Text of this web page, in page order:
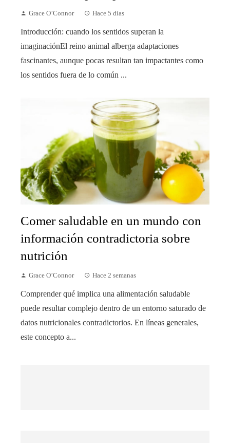
Grace O’Connor Hace 5 días
Introducción: cuando los sentidos superan la
imaginaciónEl reino animal alberga adaptaciones
fascinantes, aunque pocas resultan tan impactantes como
los sentidos fuera de lo común ...
Comer saludable en un mundo con
información contradictoria sobre
nutrición
Grace O’Connor Hace 2 semanas
Comprender qué implica una alimentación saludable
puede resultar complejo dentro de un entorno saturado de
datos nutricionales contradictorios. En líneas generales,
este concepto a...